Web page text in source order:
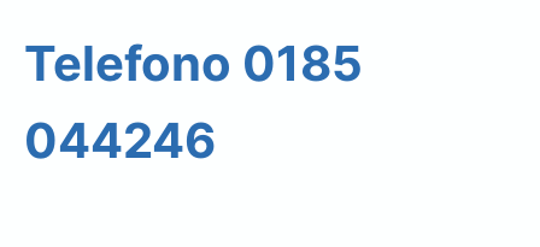
Telefono 0185
044246